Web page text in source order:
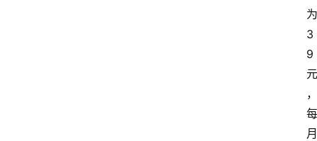
为
3
9
元
，
每
月